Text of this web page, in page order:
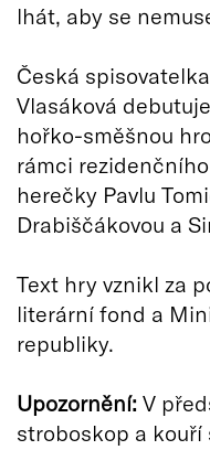
lhát, aby se
Česká
Vlasáková
hořko-směšnou
rámci
herečky Pavlu
Drabiščákovou a
Text hry vznikl za
literární fond a
republiky.
Upozornění: V
stroboskop a kouří